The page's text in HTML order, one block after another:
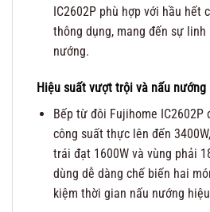
IC2602P phù hợp với hầu hết
thông dụng, mang đến sự
nướng.
Hiệu suất vượt trội và nấu nướng
Bếp từ đôi Fujihome IC2602P
công suất thực lên đến
trái đạt 1600W và vùng phải
dùng dễ dàng chế biến hai
kiệm thời gian nấu nướng